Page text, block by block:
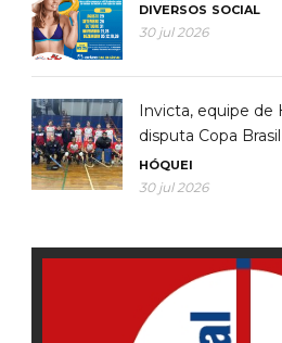
DIVERSOS SOCIAL
30 jul 2026
Invicta, equipe de
disputa Copa
HÓQUEI
30 jul 2026